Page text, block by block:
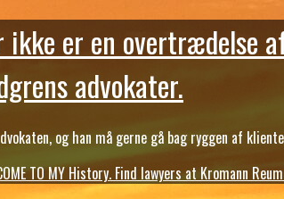
ikke er en
advokater.
og han må gerne gå bag ryggen af
TO MY History. Find lawyers at Kromann